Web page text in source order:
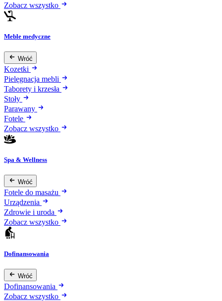
Zobacz wszystko
Meble medyczne
Wróć
Kozetki
Pielęgnacja mebli
Taborety i krzesła
Stoły
Parawany
Fotele
Zobacz wszystko
Spa & Wellness
Wróć
Fotele do masażu
Urządzenia
Zdrowie i uroda
Zobacz wszystko
Dofinansowania
Wróć
Dofinansowania
Zobacz wszystko